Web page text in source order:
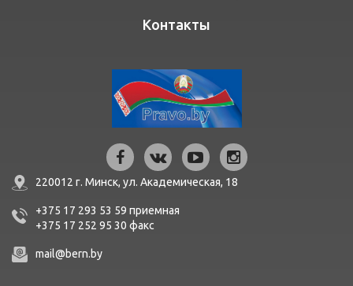
Контакты
220012 г. Минск, ул. Академическая, 18
+375 17 293 53 59 приемная
+375 17 252 95 30 факc
mail@bern.by